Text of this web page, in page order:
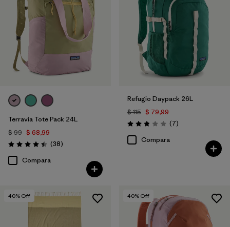
Terravia Tote Pack 24L
$ 99 $ 68,99
Valoración: 4.4 / 5
(38Comentarios
)
Compara
Refugio Daypack 26L
$ 115 $ 79,99
Valoración: 2.9 / 5
(7Comentarios
)
Compara
40% Off 40% Off